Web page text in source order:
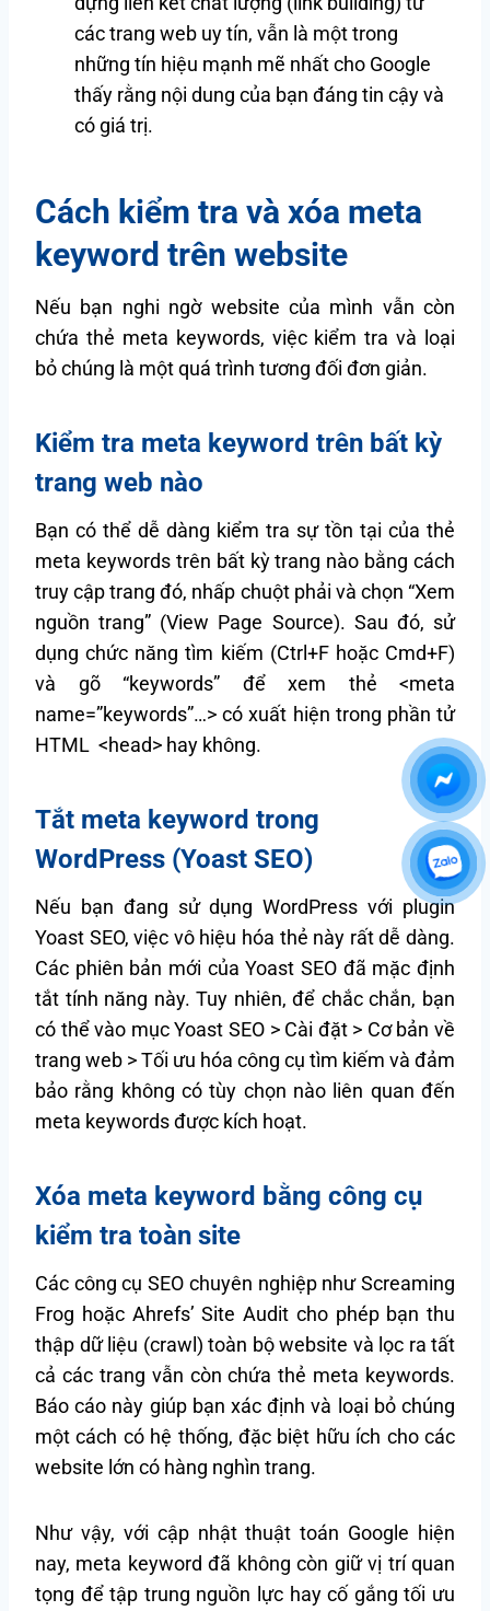
các trang web uy tín, vẫn là một trong
những tín hiệu mạnh mẽ nhất cho Google
thấy rằng nội dung của bạn đáng tin cậy và
có giá trị.
Cách kiểm tra và xóa meta
keyword trên website
Nếu bạn nghi ngờ website của mình vẫn còn
chứa thẻ meta keywords, việc kiểm tra và loại
bỏ chúng là một quá trình tương đối đơn giản.
Kiểm tra meta keyword trên bất kỳ
trang web nào
Bạn có thể dễ dàng kiểm tra sự tồn tại của thẻ
meta keywords trên bất kỳ trang nào bằng cách
truy cập trang đó, nhấp chuột phải và chọn “Xem
nguồn trang” (View Page Source). Sau đó, sử
dụng chức năng tìm kiếm (Ctrl+F hoặc Cmd+F)
và gõ “keywords” để xem thẻ <meta
name=”keywords”…> có xuất hiện trong phần tử
HTML <head> hay không.
Tắt meta keyword trong
WordPress (Yoast SEO)
Nếu bạn đang sử dụng WordPress với plugin
Yoast SEO, việc vô hiệu hóa thẻ này rất dễ dàng.
Các phiên bản mới của Yoast SEO đã mặc định
tắt tính năng này. Tuy nhiên, để chắc chắn, bạn
có thể vào mục Yoast SEO > Cài đặt > Cơ bản về
trang web > Tối ưu hóa công cụ tìm kiếm và đảm
bảo rằng không có tùy chọn nào liên quan đến
meta keywords được kích hoạt.
Xóa meta keyword bằng công cụ
kiểm tra toàn site
Các công cụ SEO chuyên nghiệp như Screaming
Frog hoặc Ahrefs’ Site Audit cho phép bạn thu
thập dữ liệu (crawl) toàn bộ website và lọc ra tất
cả các trang vẫn còn chứa thẻ meta keywords.
Báo cáo này giúp bạn xác định và loại bỏ chúng
một cách có hệ thống, đặc biệt hữu ích cho các
website lớn có hàng nghìn trang.
Như vậy, với cập nhật thuật toán Google hiện
nay, meta keyword đã không còn giữ vị trí quan
tọng để tập trung nguồn lực hay cố gắng tối ưu